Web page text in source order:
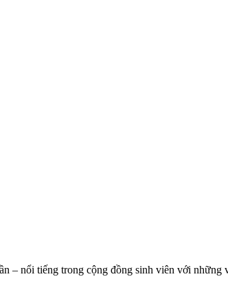
nổi tiếng trong cộng đồng sinh viên với những